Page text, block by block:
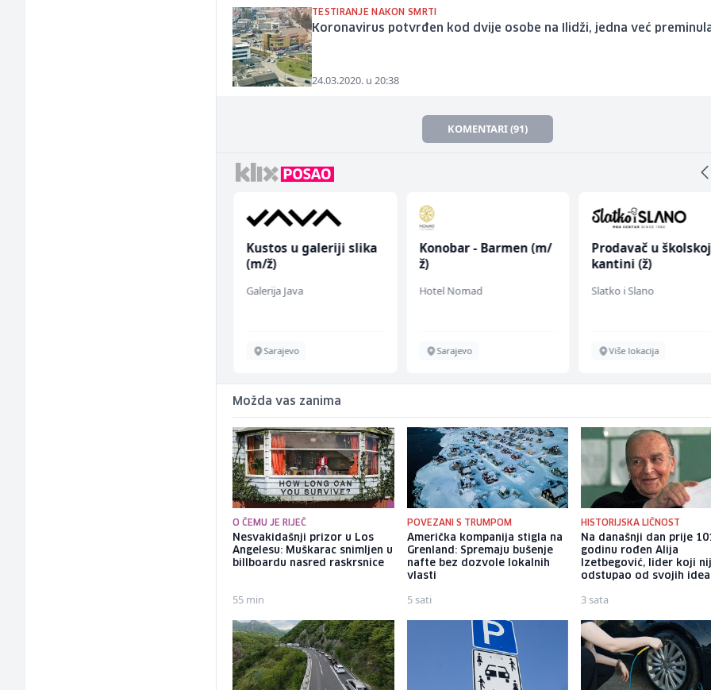
TESTIRANJE NAKON SMRTI
Koronavirus potvrđen kod dvije osobe na Ilidži, jedna već
24.03.2020. u 20:38
KOMENTARI (91)
Kustos u galeriji slika
(m/ž)
Galerija Java
Sarajevo
Konobar - Barmen (m/
ž)
Hotel Nomad
Sarajevo
Prodavač u školskoj
kantini (ž)
Slatko i Slano
Više lokacija
Možda vas zanima
O ČEMU JE RIJEČ
Nesvakidašnji prizor u Los
Angelesu: Muškarac snimljen u
billboardu nasred raskrsnice
55 min
POVEZANI S TRUMPOM
Američka kompanija stigla na
Grenland: Spremaju bušenje
nafte bez dozvole lokalnih
vlasti
5 sati
HISTORIJSKA LIČNOST
Na današnji dan prije
godinu rođen Alija
Izetbegović, lider koji
odstupao od svojih
3 sata